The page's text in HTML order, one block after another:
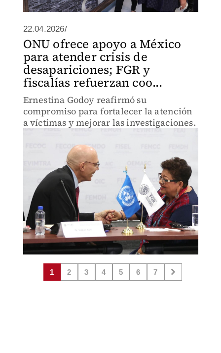
22.04.2026/
ONU ofrece apoyo a México
para atender crisis de
desapariciones; FGR y
fiscalías refuerzan coo...
Ernestina Godoy reafirmó su
compromiso para fortalecer la atención
a víctimas y mejorar las investigaciones.
1 2 3 4 5 6 7